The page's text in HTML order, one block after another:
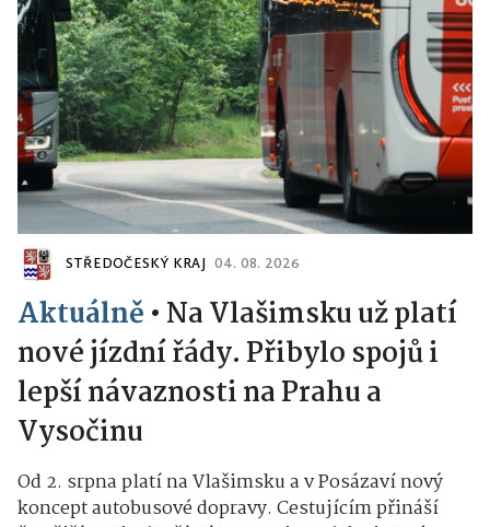
STŘEDOČESKÝ KRAJ 04. 08. 2026
Aktuálně • Na Vlašimsku už platí
nové jízdní řády. Přibylo spojů i
lepší návaznosti na Prahu a
Vysočinu
Od 2. srpna platí na Vlašimsku a v Posázaví nový
koncept autobusové dopravy. Cestujícím přináší